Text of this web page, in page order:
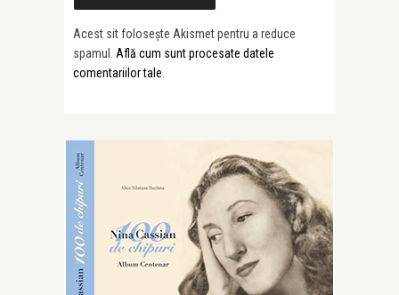
Acest sit folosește Akismet pentru a reduce
spamul. Află cum sunt procesate datele
comentariilor tale